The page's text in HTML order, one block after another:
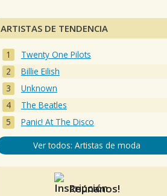
ARTISTAS DE TENDENCIA
Twenty One Pilots
Billie Eilish
Unknown
The Beatles
Panic! At The Disco
Ver todos: Artistas de moda
Reúnanos!